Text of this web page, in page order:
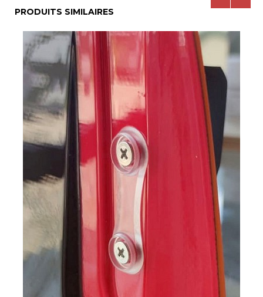
PRODUITS SIMILAIRES